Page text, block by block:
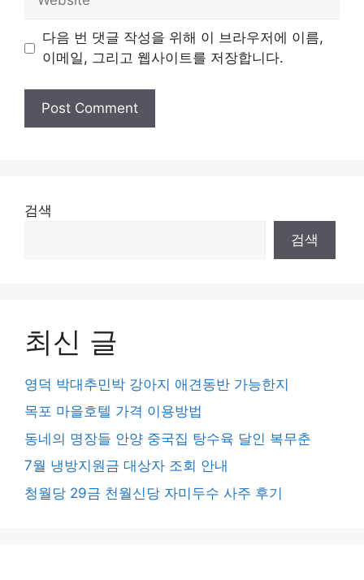
다음 번 댓글 작성을 위해 이 브라우저에 이름,
이메일, 그리고 웹사이트를 저장합니다.
검색
검색
최신 글
영덕 박대추민박 강아지 애견동반 가능한지
목포 마을호텔 가격 이용방법
동네의 명장들 안양 중국집 탕수육 달인 복무춘
7월 냉방지원금 대상자 조회 안내
청월당 29금 천월신당 자미두수 사주 후기